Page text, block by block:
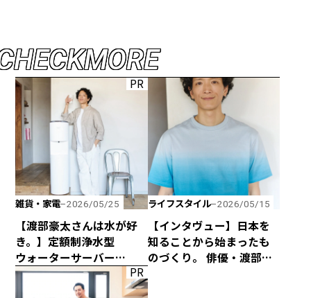
HECKMORE
PR
雑貨・家電 2026/05/25
【渡部豪太さんは水が好
き。】定額制浄水型
ウォーターサーバー
every frecious tallを
ライフスタイル 2026/05/15
【インタヴュー】日本を
知ることから始まったも
のづくり。 俳優・渡部豪
「Gotas」
PR